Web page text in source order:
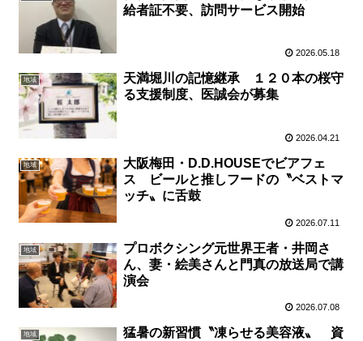
給者証不要、訪問サービス開始
2026.05.18
地域
天満堀川の記憶継承 １２０本の桜守
る支援制度、医誠会が募集
2026.04.21
地域
大阪梅田・D.D.HOUSEでビアフェ
ス ビールと推しフードの〝ベストマ
ッチ〟に舌鼓
2026.07.11
地域
プロボクシング元世界王者・井岡さ
ん、妻・絵美さんと門真の放送局で講
演会
2026.07.08
地域
猛暑の新習慣〝凍らせる美容液〟 資